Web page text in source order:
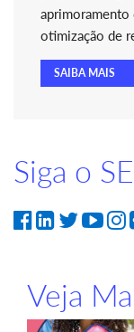
aprimoramento
otimização de
SAIBA MAIS
Siga o
Veja